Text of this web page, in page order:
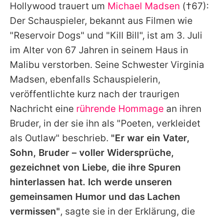
Alle Themen auf Promiflash
Jobs
App runterladen
Team
Redaktionelle Richtlinien
Impressum
Datenschutzerklärung
Nutzungsbedingungen
Utiq verwalten
Hollywood trauert um Michael Madsen (†67):
Der Schauspieler, bekannt aus Filmen wie
"Reservoir Dogs" und "Kill Bill", ist am 3. Juli
im Alter von 67 Jahren in seinem Haus in
Malibu verstorben. Seine Schwester Virginia
Madsen, ebenfalls Schauspielerin,
veröffentlichte kurz nach der traurigen
Nachricht eine rührende Hommage an ihren
Bruder, in der sie ihn als "Poeten, verkleidet
als Outlaw" beschrieb. "Er war ein Vater,
Sohn, Bruder – voller Widersprüche,
gezeichnet von Liebe, die ihre Spuren
hinterlassen hat. Ich werde unseren
gemeinsamen Humor und das Lachen
vermissen", sagte sie in der Erklärung, die